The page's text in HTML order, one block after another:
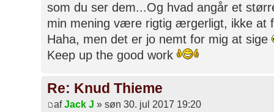
som du ser dem...Og hvad angår et
min mening være rigtig ærgerligt, ikke at
Haha, men det er jo nemt for mig at sige
Keep up the good work
Re: Knud Thieme
afJack J » søn 30. jul 2017 19:20